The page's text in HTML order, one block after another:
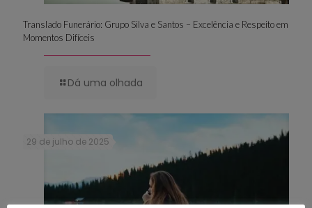
Translado Funerário: Grupo Silva e Santos – Excelência e Respeito em
Momentos Difíceis
Dá uma olhada
29 de julho de 2025